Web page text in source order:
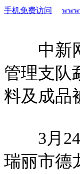
手机免费访问
中新网
管理支队
料及成品
3月24
瑞丽市德